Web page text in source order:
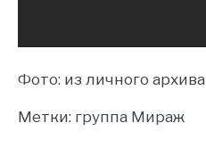
Фото: из личного архива
Метки: группа Мираж